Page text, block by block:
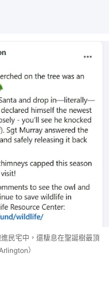
民宅中，還棲息在聖誕樹最頂
）